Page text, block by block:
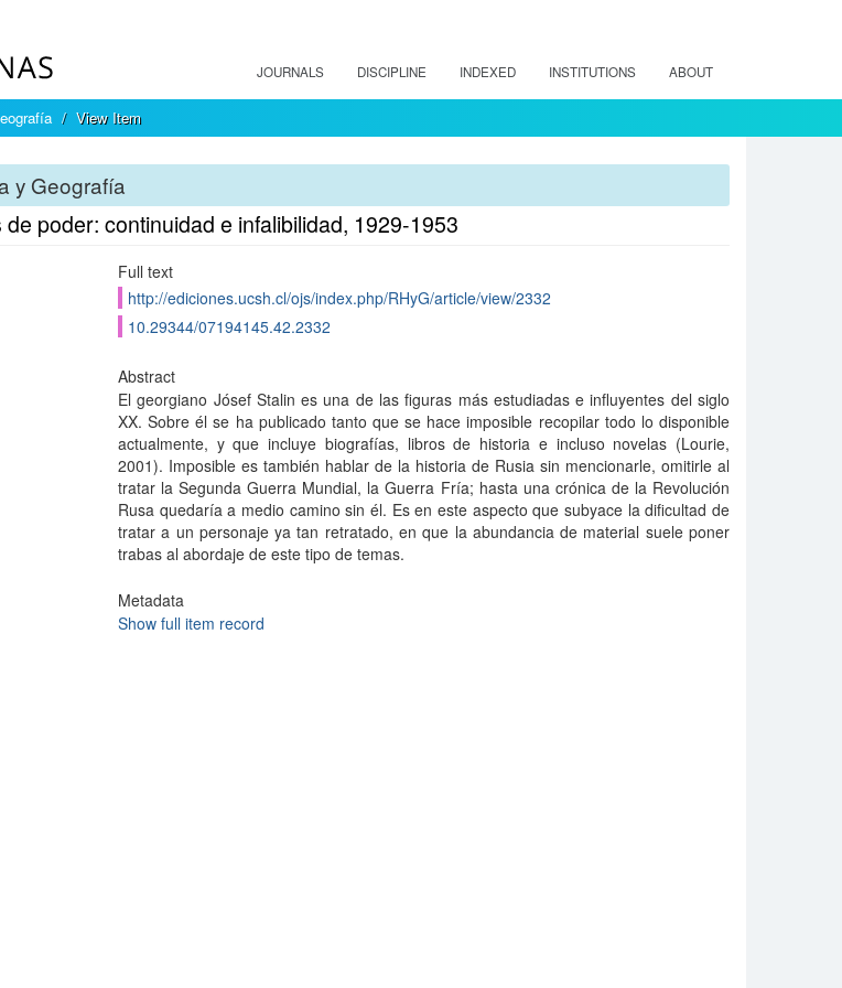
JOURNALS DISCIPLINE INDEXED INSTITUTIONS ABOUT
View Item
y Geografía
poder: continuidad e infalibilidad, 1929-1953
Full text
http://ediciones.ucsh.cl/ojs/index.php/RHyG/article/view/2332
10.29344/07194145.42.2332
Abstract
El georgiano Jósef Stalin es una de las figuras más estudiadas e influyentes del siglo
XX. Sobre él se ha publicado tanto que se hace imposible recopilar todo lo disponible
actualmente, y que incluye biografí­as, libros de historia e incluso novelas (Lourie,
2001). Imposible es también hablar de la historia de Rusia sin mencionarle, omitirle al
tratar la Segunda Guerra Mundial, la Guerra Frí­a; hasta una crónica de la Revolución
Rusa quedarí­a a medio camino sin él. Es en este aspecto que subyace la dificultad de
tratar a un personaje ya tan retratado, en que la abundancia de material suele poner
trabas al abordaje de este tipo de temas.
Metadata
Show full item record